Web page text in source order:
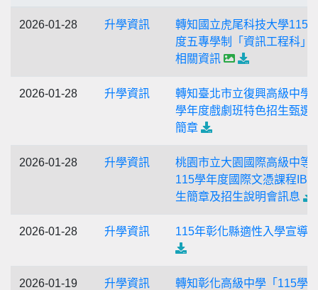
2026-01-28 升學資訊
轉知國立虎尾科技大學115
度五專學制「資訊工程科」
相關資訊
2026-01-28 升學資訊
轉知臺北市立復興高級中學
學年度戲劇班特色招生甄選
簡章
2026-01-28 升學資訊
桃園市立大園國際高級中等
115學年度國際文憑課程
生簡章及招生說明會訊息
2026-01-28 升學資訊 115年彰化縣適性入學宣導
2026-01-19 升學資訊
轉知彰化高級中學「115學